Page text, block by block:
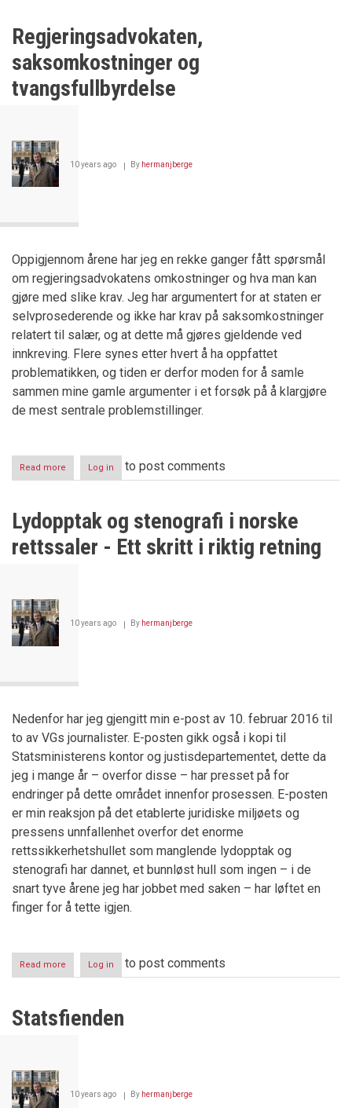
UTTAPPING
Regjeringsadvokaten,
saksomkostninger og
tvangsfullbyrdelse
10 years ago By hermanjberge
Oppigjennom årene har jeg en rekke ganger fått spørsmål
om regjeringsadvokatens omkostninger og hva man kan
gjøre med slike krav. Jeg har argumentert for at staten er
selvprosederende og ikke har krav på saksomkostninger
relatert til salær, og at dette må gjøres gjeldende ved
innkreving. Flere synes etter hvert å ha oppfattet
problematikken, og tiden er derfor moden for å samle
sammen mine gamle argumenter i et forsøk på å klargjøre
de mest sentrale problemstillinger.
Read more
Regjeringsadvokaten,
tvangsfullbyrdelse
Log in to post comments
Lydopptak og stenografi i norske
rettssaler - Ett skritt i riktig retning
10 years ago By hermanjberge
Nedenfor har jeg gjengitt min e-post av 10. februar 2016 til
to av VGs journalister. E-posten gikk også i kopi til
Statsministerens kontor og justisdepartementet, dette da
jeg i mange år – overfor disse – har presset på for
endringer på dette området innenfor prosessen. E-posten
er min reaksjon på det etablerte juridiske miljøets og
pressens unnfallenhet overfor det enorme
rettssikkerhetshullet som manglende lydopptak og
stenografi har dannet, et bunnløst hull som ingen – i de
snart tyve årene jeg har jobbet med saken – har løftet en
finger for å tette igjen.
Read more about
Lydopptak
Log in to post comments
Statsfienden
10 years ago By hermanjberge